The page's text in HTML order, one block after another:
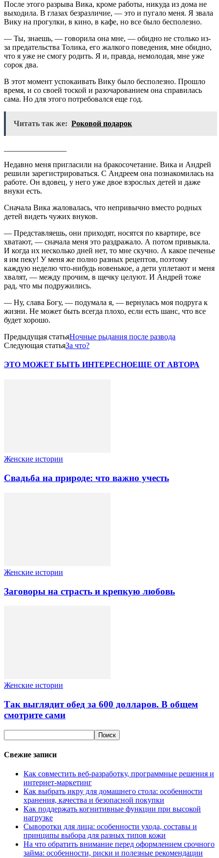
После этого разрыва Вика, кроме работы, никуда из дома не
выходила. В глазах безразличие, — это и пугало меня. Я звала
Вику на прогулки, в кино, в кафе, но все было бесполезно.
— Ты, знаешь, — говорила она мне, — обидно не столько из-
за предательства Толика, его жалкого поведения, мне обидно,
что я уже не смогу родить. Я и, правда, немолодая, мне уже
сорок два.
В этот момент успокаивать Вику было бесполезно. Прошло
время, и со своей тоской и разочарованием она справилась
сама. Но для этого потребовался еще год.
Читать так же: Роковой подарок
Недавно меня пригласили на бракосочетание. Вика и Андрей
решили зарегистрироваться. С Андреем она познакомилась на
работе. Он вдовец, у него уже двое взрослых детей и даже
внуки есть.
Сначала Вика жаловалась, что непривычно вместо родных
детей видеть чужих внуков.
— Представляешь, они приходят, носятся по квартире, все
хватают, — сначала меня это раздражало. А потом привыкла.
И когда их несколько дней нет, то мне скучно. А какое печенье
я им пеку! У меня же полно разных рецептов, поэтому
каждую неделю что-нибудь новенькое, а дети уплетают и меня
хвалят, — между прочим, в щечку целуют. И Андрей тоже
рад, что мы подружились.
— Ну, слава Богу, — подумала я, — вернулась моя подруга к
жизни. Не может быть всегда плохо, если есть шанс, что все
будет хорошо.
Предыдущая статьяНочные рыдания после развода
Следующая статьяЗа что?
ЭТО МОЖЕТ БЫТЬ ИНТЕРЕСНОЕЩЕ ОТ АВТОРА
Женские истории
Свадьба на природе: что важно учесть
Женские истории
Заговоры на страсть и крепкую любовь
Женские истории
Так выглядит обед за 600 долларов. В общем
смотрите сами
Свежие записи
Как совместить веб-разработку, программные решения и
интернет-маркетинг
Как выбрать икру для домашнего стола: особенности
хранения, качества и безопасной покупки
Как поддержать когнитивные функции при высокой
нагрузке
Сыворотки для лица: особенности ухода, составы и
принципы выбора для разных типов кожи
На что обратить внимание перед оформлением срочного
займа: особенности, риски и полезные рекомендации